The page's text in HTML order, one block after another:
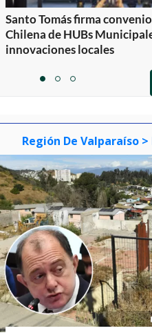
Santo Tomás firma
Chilena de HUBs
innovaciones locales
itemitemitem
Región De Valparaíso